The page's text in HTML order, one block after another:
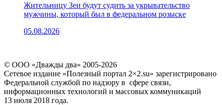
Жительницу Зеи будут судить за укрывательство
мужчины, который был в федеральном розыске
05.08.2026
© ООО «Дважды два» 2005-2026
Сетевое издание «Полезный портал 2×2.su» зарегистрировано
Федеральной службой по надзору в сфере связи,
информационных технологий и массовых коммуникаций
13 июля 2018 года.